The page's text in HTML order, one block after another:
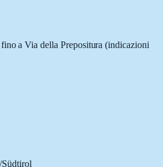
fino aVia della Prepositura (indicazioni